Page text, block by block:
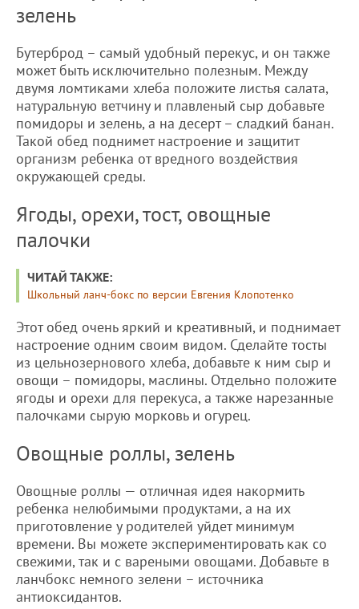
зелень
Бутерброд – самый удобный перекус, и он также
может быть исключительно полезным. Между
двумя ломтиками хлеба положите листья салата,
натуральную ветчину и плавленый сыр добавьте
помидоры и зелень, а на десерт – сладкий банан.
Такой обед поднимет настроение и защитит
организм ребенка от вредного воздействия
окружающей среды.
Ягоды, орехи, тост, овощные
палочки
ЧИТАЙ ТАКЖЕ:
Школьный ланч-бокс по версии Евгения Клопотенко
Этот обед очень яркий и креативный, и поднимает
настроение одним своим видом. Сделайте тосты
из цельнозернового хлеба, добавьте к ним сыр и
овощи – помидоры, маслины. Отдельно положите
ягоды и орехи для перекуса, а также нарезанные
палочками сырую морковь и огурец.
Овощные роллы, зелень
Овощные роллы — отличная идея накормить
ребенка нелюбимыми продуктами, а на их
приготовление у родителей уйдет минимум
времени. Вы можете экспериментировать как со
свежими, так и с вареными овощами. Добавьте в
ланчбокс немного зелени – источника
антиоксидантов.